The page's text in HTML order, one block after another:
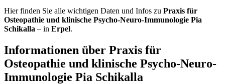
Hier finden Sie alle wichtigen Daten und Infos zu Praxis für
Osteopathie und klinische Psycho-Neuro-Immunologie Pia
Schikalla – in Erpel.
Informationen über Praxis für
Osteopathie und klinische Psycho-Neuro-
Immunologie Pia Schikalla